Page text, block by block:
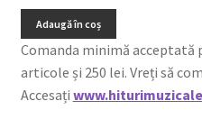
Adaugă în coș
Comanda minimă acceptată
articole și 250 lei. Vreți să
Accesați